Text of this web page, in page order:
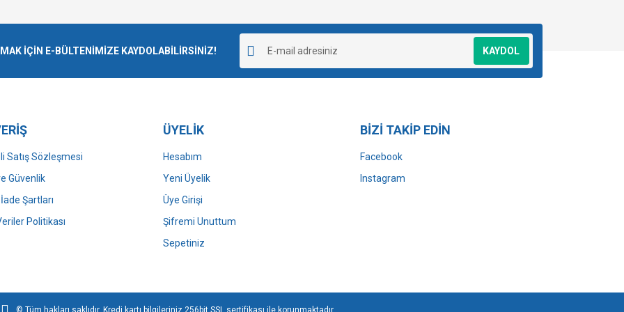
Gönder
İÇİN E-BÜLTENİMİZE KAYDOLABİLİRSİNİZ! KAYDOL
Satış Sözleşmesi
Güvenlik
Şartları
Politikası
ÜYELİK
Hesabım
Yeni Üyelik
Üye Girişi
Şifremi Unuttum
Sepetiniz
BİZİ TAKİP EDİN
Facebook
Instagram